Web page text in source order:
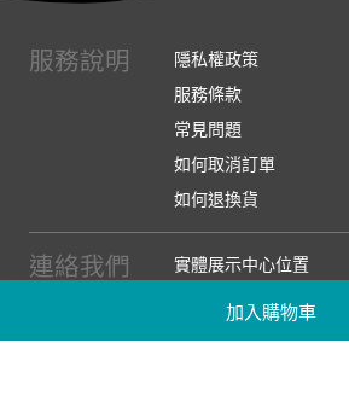
加入購物車
服務說明
隱私權政策
服務條款
常見問題
如何取消訂單
如何退換貨
連絡我們
實體展示中心位置
實體購物服務條款